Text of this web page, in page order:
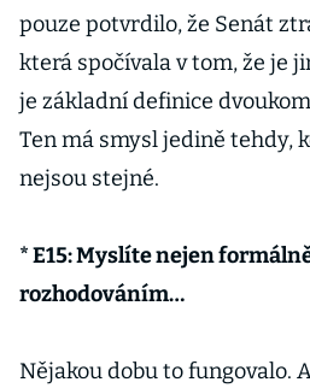
pouze potvrdilo, že Senát
která spočívala v tom, že je
je základní definice
Ten má smysl jedině tehdy,
nejsou stejné.
* E15: Myslíte nejen
rozhodováním…
Nějakou dobu to fungovalo.